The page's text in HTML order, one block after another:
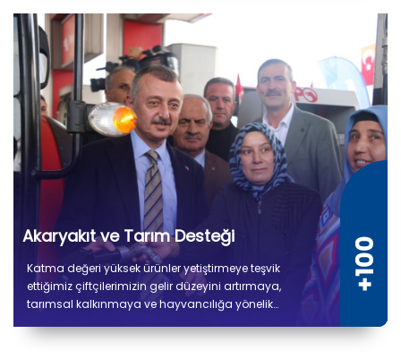
Akaryakıt ve Tarım Desteği
Katma değeri yüksek ürünler yetiştirmeye teşvik
ettiğimiz çiftçilerimizin gelir düzeyini artırmaya,
tarımsal kalkınmaya ve hayvancılığa yönelik
etmesini amaçlıyoruz. 2019'dan bu yana çiftçilerimize